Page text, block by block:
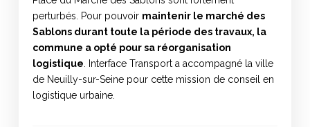
perturbés. Pour pouvoir maintenir le marché des
Sablons durant toute la période des travaux, la
commune a opté pour sa réorganisation
logistique . Interface Transport a accompagné la ville
de Neuilly-sur-Seine pour cette mission de conseil en
logistique urbaine.